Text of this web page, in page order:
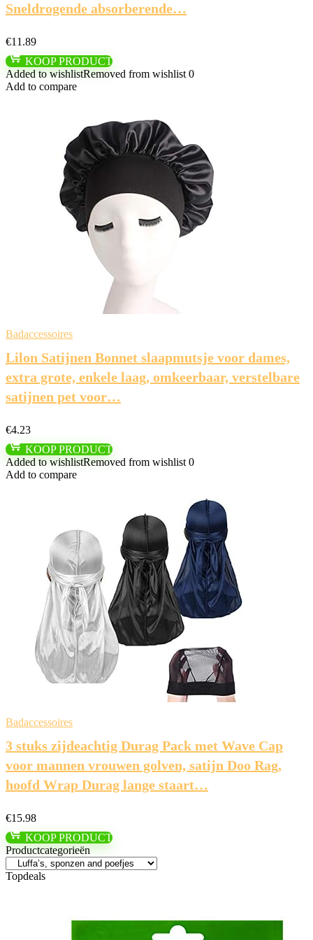
Sneldrogende absorberende…
€11.89
KOOP PRODUCT
Added to wishlistRemoved from wishlist 0
Add to compare
Badaccessoires
Lilon Satijnen Bonnet slaapmutsje voor dames,
extra grote, enkele laag, omkeerbaar, verstelbare
satijnen pet voor…
€4.23
KOOP PRODUCT
Added to wishlistRemoved from wishlist 0
Add to compare
Badaccessoires
3 stuks zijdeachtig Durag Pack met Wave Cap
voor mannen vrouwen golven, satijn Doo Rag,
hoofd Wrap Durag lange staart…
€15.98
KOOP PRODUCT
Productcategorieën
Topdeals